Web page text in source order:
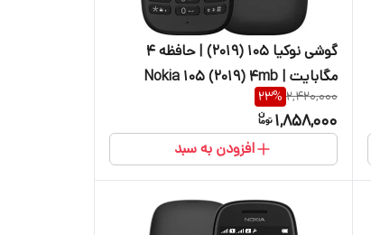
گوشی نوکیا 105 (2019) | حافظه ۴
مگابایت | Nokia 105 (2019) 4mb
2,420,000
23%
1,858,000
افزودن به سبد